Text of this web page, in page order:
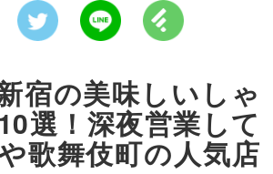
宿の美味しいしゃ
選！深夜営業して
歌舞伎町の人気店